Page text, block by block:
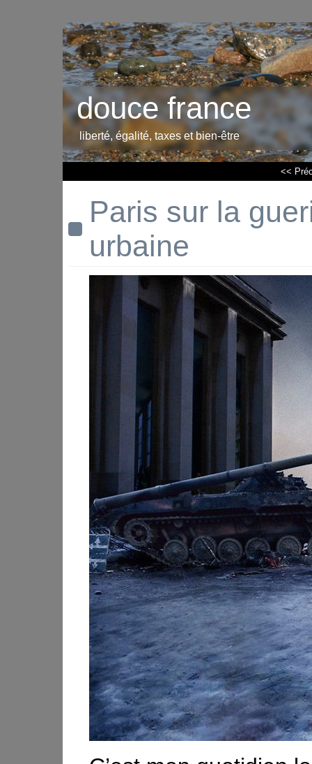
douce france
liberté, égalité, taxes et bien-être
<<
Paris sur la
urbaine